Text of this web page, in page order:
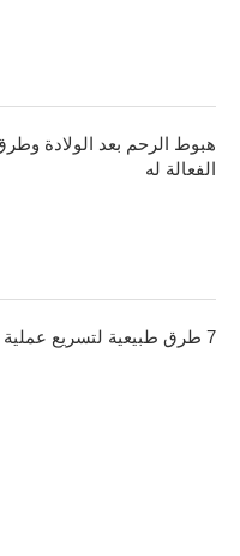
هبوط الرحم بعد الولادة
الفعالة له
7 طرق طبيعية لتسريع عملية المخاض